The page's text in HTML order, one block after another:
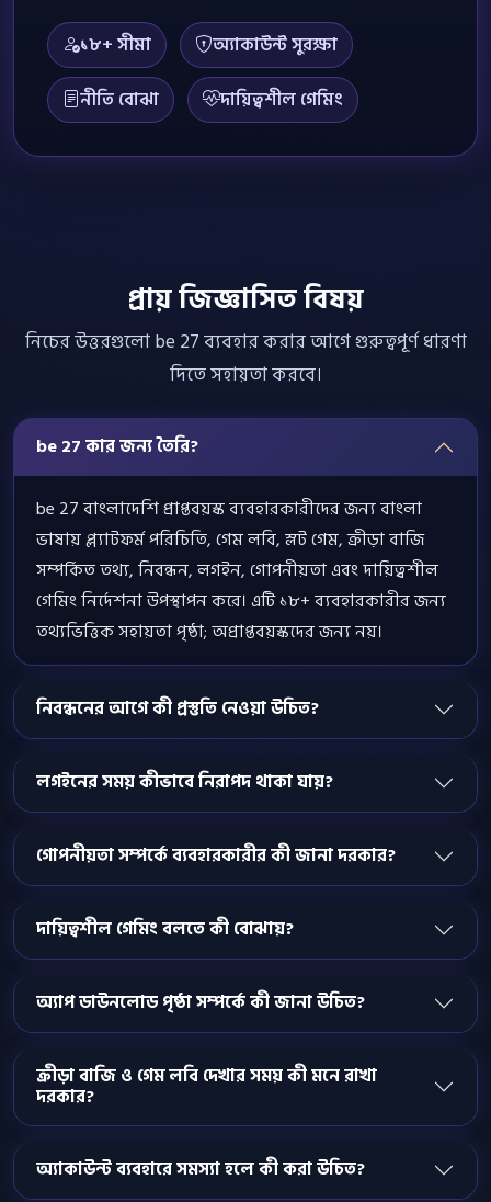
১৮+ সীমা
অ্যাকাউন্ট সুরক্ষা
নীতি বোঝা
দায়িত্বশীল গেমিং
প্রায় জিজ্ঞাসিত বিষয়
নিচের উত্তরগুলো be 27 ব্যবহার করার আগে গুরুত্বপূর্ণ ধারণা
দিতে সহায়তা করবে।
be 27 কার জন্য তৈরি?
be 27 বাংলাদেশি প্রাপ্তবয়স্ক ব্যবহারকারীদের জন্য বাংলা
ভাষায় প্ল্যাটফর্ম পরিচিতি, গেম লবি, স্লট গেম, ক্রীড়া বাজি
সম্পর্কিত তথ্য, নিবন্ধন, লগইন, গোপনীয়তা এবং দায়িত্বশীল
গেমিং নির্দেশনা উপস্থাপন করে। এটি ১৮+ ব্যবহারকারীর জন্য
তথ্যভিত্তিক সহায়তা পৃষ্ঠা; অপ্রাপ্তবয়স্কদের জন্য নয়।
নিবন্ধনের আগে কী প্রস্তুতি নেওয়া উচিত?
লগইনের সময় কীভাবে নিরাপদ থাকা যায়?
গোপনীয়তা সম্পর্কে ব্যবহারকারীর কী জানা দরকার?
দায়িত্বশীল গেমিং বলতে কী বোঝায়?
অ্যাপ ডাউনলোড পৃষ্ঠা সম্পর্কে কী জানা উচিত?
ক্রীড়া বাজি ও গেম লবি দেখার সময় কী মনে রাখা
দরকার?
অ্যাকাউন্ট ব্যবহারে সমস্যা হলে কী করা উচিত?